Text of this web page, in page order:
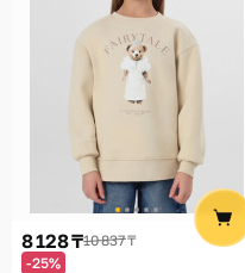
8 128 ₸10 837 ₸
-25%